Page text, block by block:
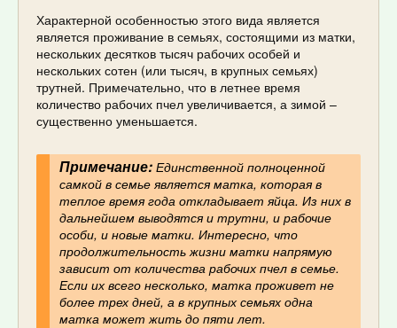
Характерной особенностью этого вида является
является проживание в семьях, состоящими из матки,
нескольких десятков тысяч рабочих особей и
нескольких сотен (или тысяч, в крупных семьях)
трутней. Примечательно, что в летнее время
количество рабочих пчел увеличивается, а зимой –
существенно уменьшается.
Примечание:Единственной полноценной
самкой в семье является матка, которая в
теплое время года откладывает яйца. Из них в
дальнейшем выводятся и трутни, и рабочие
особи, и новые матки. Интересно, что
продолжительность жизни матки напрямую
зависит от количества рабочих пчел в семье.
Если их всего несколько, матка проживет не
более трех дней, а в крупных семьях одна
матка может жить до пяти лет.